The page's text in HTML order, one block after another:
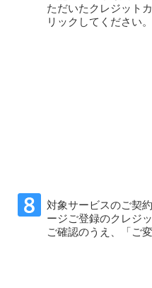
ただいたクレジット
リックしてください。
対象サービスのご契
ージご登録のクレジ
ご確認のうえ、「ご